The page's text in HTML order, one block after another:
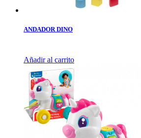
ANDADOR DINO
Añadir al carrito